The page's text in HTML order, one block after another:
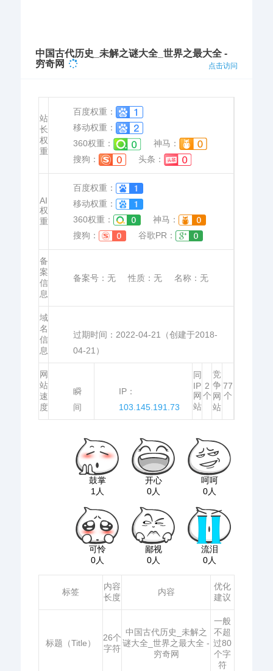
中国古代历史_未解之谜大全_世界之最大全 -
穷奇网
点击访问
站
长
权
重
百度权重：
移动权重：
360权重：
神马：
搜狗：
头条：
AI
权
重
百度权重：
移动权重：
360权重：
神马：
搜狗：
谷歌PR：
备
案
信
息
备案号： 无 性质： 无 名称： 无
域
名
信
息
过期时间： 2022-04-21
（创建于2018-
04-21）
网
站
速
度
瞬
间
IP：
103.145.191.73
同
IP
网
站
2
个
竞
争
网
站
77
个
鼓掌
1人
开心
0人
呵呵
0人
可怜
0人
鄙视
0人
流泪
0人
标签
内容
长度
内容
优化
建议
标题（Title）
26个
字符
中国古代历史_未解之
谜大全_世界之最大全 -
穷奇网
一般
不超
过80
个字
符